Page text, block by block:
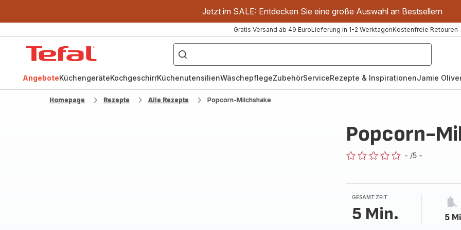
Jetzt im SALE: Entdecken Sie eine große Auswahl an Bestsellern
Gratis Versand ab 49 EuroLieferung in 1-2 WerktagenKostenfreie Retouren
["OptiGrill","Easy
Fry","Pfanne"]
AngeboteKüchengeräteKochgeschirrKüchenutensilienWäschepflegeZubehörServiceRezepte & InspirationenJamie
Homepage Rezepte Alle Rezepte Popcorn-Milchshake
Popcorn-
- /5 -
GESAMTZEIT
5 Min. 5